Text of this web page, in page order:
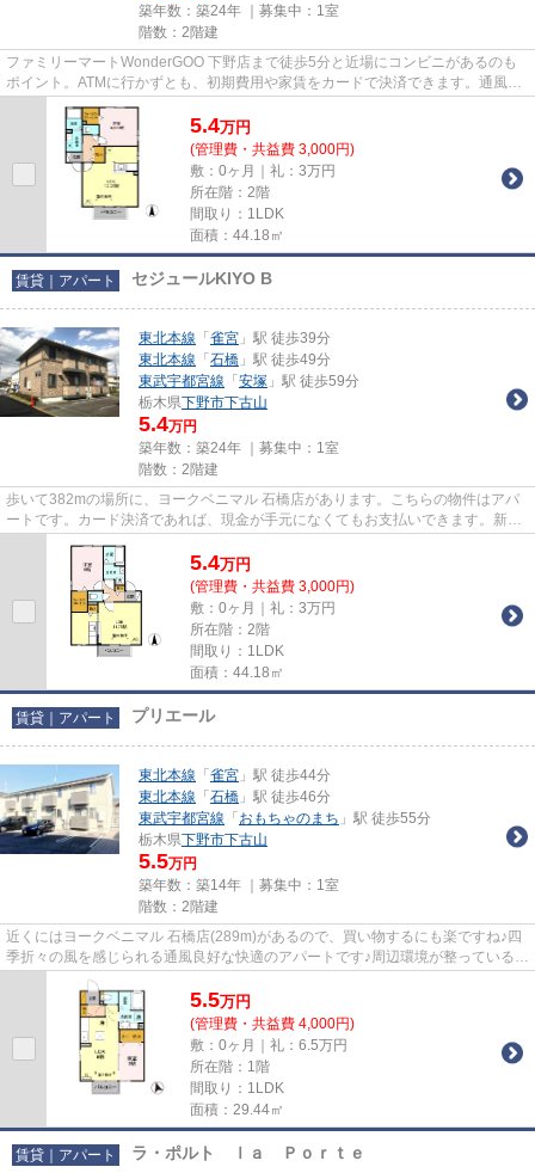
築年数：築24年 ｜募集中： 1室
階数：2階建
ファミリーマートWonderGOO 下野店まで徒歩5分と近場にコンビニがあるのも
ポイント。ATMに行かずとも、初期費用や家賃をカードで決済できます。通風良
好で陽の当たる気持ちの良いアパ...
5.4万円
(管理費・共益費 3,000円)
敷：0ヶ月｜礼：3万円
所在階：2階
間取り：1LDK
面積：44.18㎡
賃貸｜アパート セジュールKIYO B
東北本線 「 雀宮 」駅 徒歩39分
東北本線 「 石橋 」駅 徒歩49分
東武宇都宮線 「 安塚 」駅 徒歩59分
栃木県下野市下古山
5.4万円
築年数：築24年 ｜募集中： 1室
階数：2階建
歩いて382mの場所に、ヨークベニマル 石橋店があります。こちらの物件はアパ
ートです。カード決済であれば、現金が手元になくてもお支払いできます。新着
5.4万円
(管理費・共益費 3,000円)
敷：0ヶ月｜礼：3万円
所在階：2階
間取り：1LDK
面積：44.18㎡
賃貸｜アパート プリエール
東北本線 「 雀宮 」駅 徒歩44分
東北本線 「 石橋 」駅 徒歩46分
東武宇都宮線 「 おもちゃのまち 」駅 徒歩55分
栃木県下野市下古山
5.5万円
築年数：築14年 ｜募集中： 1室
階数：2階建
近くにはヨークベニマル 石橋店(289m)があるので、買い物するにも楽ですね♪四
季折々の風を感じられる通風良好な快適のアパートです♪周辺環境が整っているこ
との多い、充実のアパート物...
5.5万円
(管理費・共益費 4,000円)
敷：0ヶ月｜礼：6.5万円
所在階：1階
間取り：1LDK
面積：29.44㎡
賃貸｜アパート ラ・ポルト ｌａ Ｐｏｒｔｅ